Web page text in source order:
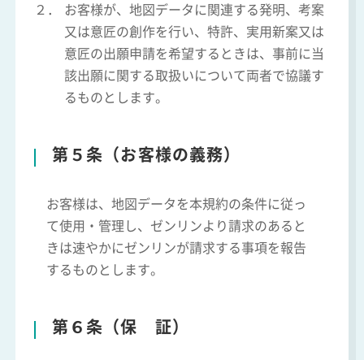
２．
お客様が、地図データに関連する発明、考案
又は意匠の創作を行い、特許、実用新案又は
意匠の出願申請を希望するときは、事前に当
該出願に関する取扱いについて両者で協議す
るものとします。
第５条（お客様の義務）
お客様は、地図データを本規約の条件に従っ
て使用・管理し、ゼンリンより請求のあると
きは速やかにゼンリンが請求する事項を報告
するものとします。
第６条（保 証）